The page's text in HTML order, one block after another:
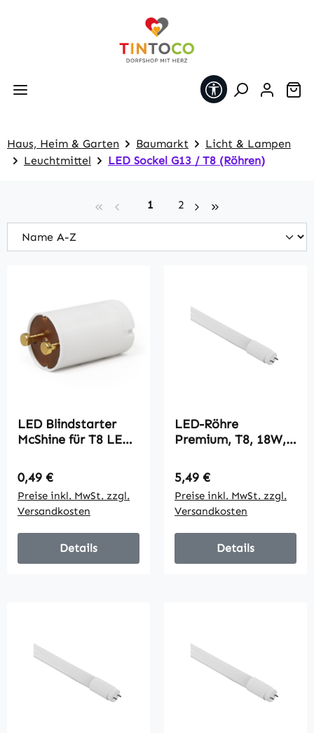
Werkzeugleiste
Haus, Heim & Garten Baumarkt
Licht & Lampen
Leuchtmittel
LED Sockel G13 / T8 (Röhren)
Seite
1 Seite
2
LED Blindstarter
McShine für T8 LED
Regulärer Preis:
0,49 €
Preise inkl. MwSt. zzgl.
Versandkosten
Details
LED-Röhre
Premium, T8, 18W,
120cm, neutralweiß
Regulärer Preis:
5,49 €
Preise inkl. MwSt. zzgl.
Versandkosten
Details